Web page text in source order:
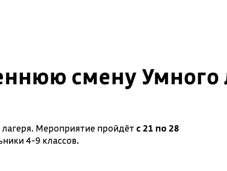
смену Умного
Мероприятие пройдёт с 21 по 28
4-9 классов.